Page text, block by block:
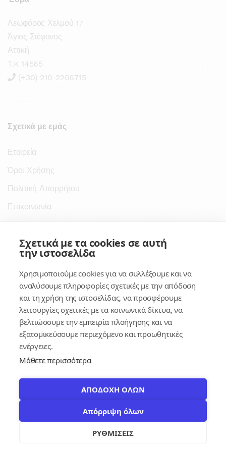
Λεωφόρος Χελμού 17
Άγιος Στέφανος
Αττική
T.K 14565
(+30) 210-2206715
Σχετικά με εμάς
Εταιρεία
Όροι Χρήσης
Πολιτική Απορρήτου
Επικοινωνία
Σύνδεσμοι
Κέντρο Γνώσης
Πλατφόρμα
Εγγραφή
Για δημοσίους υπαλλήλους
contracts.grΜε επιφύλαξη παντός δικαιώματος.
settings
Σχετικά με τα cookies σε αυτή
την ιστοσελίδα
Χρησιμοποιούμε cookies για να συλλέξουμε και να
αναλύσουμε πληροφορίες σχετικές με την απόδοση
και τη χρήση της ιστοσελίδας, να προσφέρουμε
λειτουργίες σχετικές με τα κοινωνικά δίκτυα, να
βελτιώσουμε την εμπειρία πλοήγησης και να
εξατομικεύσουμε περιεχόμενο και προωθητικές
ενέργειες.
Μάθετε περισσότερα
ΑΠΟΔΟΧΗ ΟΛΩΝ
Απόρριψη όλων
ΡΥΘΜΙΣΕΙΣ